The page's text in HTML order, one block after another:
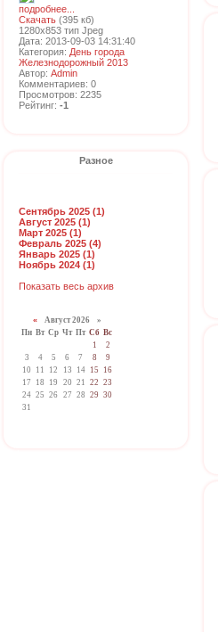
подробнее...
Скачать (395 кб)
1280x853 тип Jpeg
Дата: 2013-09-03 14:31:40
Категория: День города
Железнодорожный 2013
Автор: Admin
Комментариев: 0
Просмотров: 2235
Рейтинг: -1
Разное
Сентябрь 2025 (1)
Август 2025 (1)
Март 2025 (1)
Февраль 2025 (4)
Январь 2025 (1)
Ноябрь 2024 (1)
Показать весь архив
«Август 2026 »
Пн Вт Ср Чт Пт Сб Вс
1
2
3
4 5 6 7 8
9
10
11 12 13 14 15
16
17
18 19 20 21 22 23
24 25 26 27 28 29 30
31